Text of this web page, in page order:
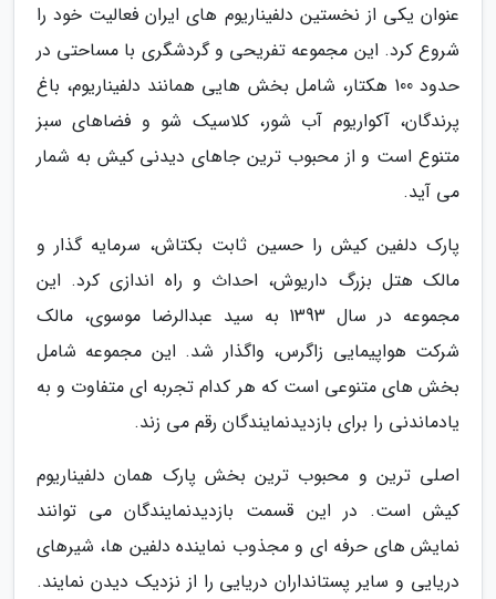
عنوان یکی از نخستین دلفیناریوم های ایران فعالیت خود را
شروع کرد. این مجموعه تفریحی و گردشگری با مساحتی در
حدود 100 هکتار، شامل بخش هایی همانند دلفیناریوم، باغ
پرندگان، آکواریوم آب شور، کلاسیک شو و فضاهای سبز
متنوع است و از محبوب ترین جاهای دیدنی کیش به شمار
می آید.
پارک دلفین کیش را حسین ثابت بکتاش، سرمایه گذار و
مالک هتل بزرگ داریوش، احداث و راه اندازی کرد. این
مجموعه در سال 1393 به سید عبدالرضا موسوی، مالک
شرکت هواپیمایی زاگرس، واگذار شد. این مجموعه شامل
بخش های متنوعی است که هر کدام تجربه ای متفاوت و به
یادماندنی را برای بازدیدنمایندگان رقم می زند.
اصلی ترین و محبوب ترین بخش پارک همان دلفیناریوم
کیش است. در این قسمت بازدیدنمایندگان می توانند
نمایش های حرفه ای و مجذوب نماینده دلفین ها، شیرهای
دریایی و سایر پستانداران دریایی را از نزدیک دیدن نمایند.